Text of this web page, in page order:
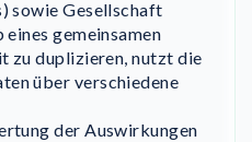
sowie Gesellschaft
gemeinsamen
duplizieren, nutzt die
über verschiedene
der Auswirkungen